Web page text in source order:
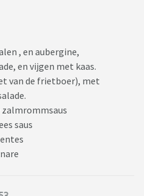
, en aubergine,
en vijgen met kaas.
van de frietboer), met
saus